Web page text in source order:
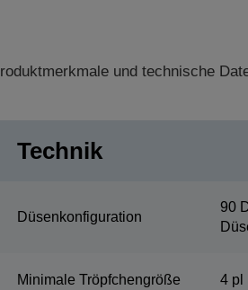
und technische
Technik
Düsenkonfiguration
90
Minimale Tröpfchengröße 4 pl